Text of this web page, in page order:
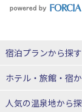
宿泊プランから探す
北海道
東北
ホテル・旅館・宿
北海道ホテル・旅館
人気の温泉地から